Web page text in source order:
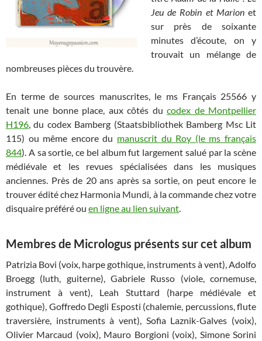
Jeu de Robin et Marionet
sur près de soixante
minutes d’écoute, on y
trouvait un mélange de
nombreuses pièces du trouvère.
En terme de sources manuscrites, le ms Français 25566 y
tenait une bonne place, aux côtés ducodex de Montpellier
H196, du codex Bamberg (Staatsbibliothek Bamberg Msc Lit
115) ou même encore du manuscrit du Roy (le ms français
844). A sa sortie, ce bel album fut largement salué par la scène
médiévale et les revues spécialisées dans les musiques
anciennes. Près de 20 ans après sa sortie, on peut encore le
trouver édité chez Harmonia Mundi, à la commande chez votre
disquaire préféré ou en ligne au lien suivant.
Membres de Micrologus présents sur cet album
Patrizia Bovi (voix, harpe gothique, instruments à vent), Adolfo
Broegg (luth, guiterne), Gabriele Russo (viole, cornemuse,
instrument à vent), Leah Stuttard (harpe médiévale et
gothique), Goffredo Degli Esposti (chalemie, percussions, flute
traversière, instruments à vent), Sofia Laznik-Galves (voix),
Olivier Marcaud (voix), Mauro Borgioni (voix), Simone Sorini